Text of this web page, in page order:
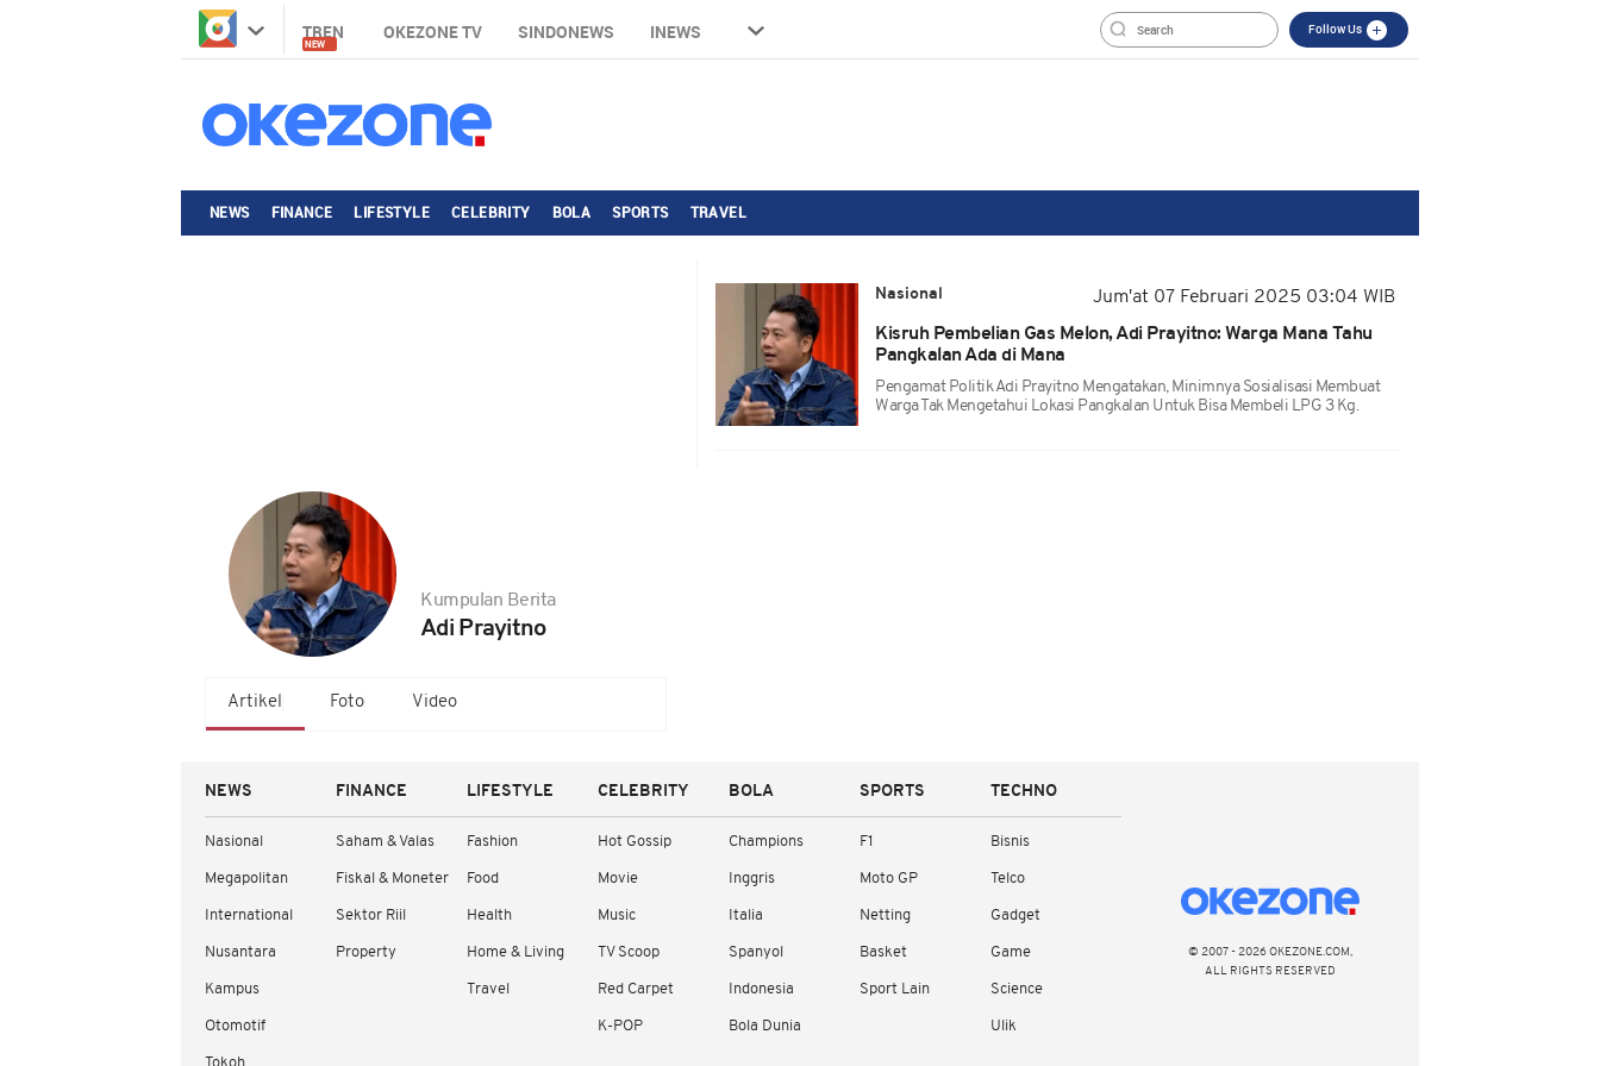
TREN
NEW
OKEZONE TV SINDONEWS INEWS Follow Us
NEWS FINANCE LIFESTYLE CELEBRITY BOLA SPORTS TRAVEL
Kumpulan Berita
Adi Prayitno
Artikel Foto Video
Nasional
Jum'at 07 Februari 2025 03:04 WIB
Kisruh Pembelian Gas Melon, Adi Prayitno: Warga Mana Tahu
Pangkalan Ada di Mana
Pengamat Politik Adi Prayitno Mengatakan, Minimnya Sosialisasi Membuat
Warga Tak Mengetahui Lokasi Pangkalan Untuk Bisa Membeli LPG 3 Kg.
NEWS
Nasional
Megapolitan
International
Nusantara
Kampus
Otomotif
FINANCE
Saham & Valas
Fiskal & Moneter
Sektor Riil
Property
LIFESTYLE
Fashion
Food
Health
Home & Living
Travel
CELEBRITY
Hot Gossip
Movie
Music
TV Scoop
Red Carpet
K-POP
BOLA
Champions
Inggris
Italia
Spanyol
Indonesia
Bola Dunia
SPORTS
F1
Moto GP
Netting
Basket
Sport Lain
TECHNO
Bisnis
Telco
Gadget
Game
Science
Ulik
© 2007 - 2026 OKEZONE.COM,
ALL RIGHTS RESERVED